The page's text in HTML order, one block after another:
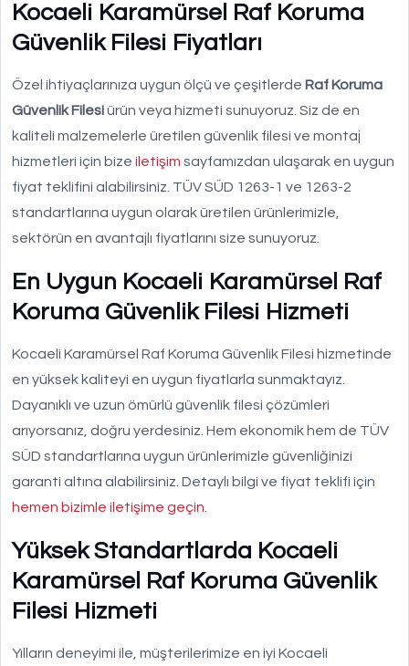
Kocaeli Karamürsel Raf Koruma
Güvenlik Filesi Fiyatları
Özel ihtiyaçlarınıza uygun ölçü ve çeşitlerde Raf Koruma
Güvenlik Filesiürün veya hizmeti sunuyoruz. Siz de en
kaliteli malzemelerle üretilen güvenlik filesi ve montaj
hizmetleri için bize iletişim sayfamızdan ulaşarak en uygun
fiyat teklifini alabilirsiniz. TÜV SÜD 1263-1 ve 1263-2
standartlarına uygun olarak üretilen ürünlerimizle,
sektörün en avantajlı fiyatlarını size sunuyoruz.
En Uygun Kocaeli Karamürsel Raf
Koruma Güvenlik Filesi Hizmeti
Kocaeli Karamürsel Raf Koruma Güvenlik Filesi hizmetinde
en yüksek kaliteyi en uygun fiyatlarla sunmaktayız.
Dayanıklı ve uzun ömürlü güvenlik filesi çözümleri
arıyorsanız, doğru yerdesiniz. Hem ekonomik hem de TÜV
SÜD standartlarına uygun ürünlerimizle güvenliğinizi
garanti altına alabilirsiniz. Detaylı bilgi ve fiyat teklifi için
hemen bizimle iletişime geçin
Yüksek Standartlarda Kocaeli
Karamürsel Raf Koruma Güvenlik
Filesi Hizmeti
Yılların deneyimi ile, müşterilerimize en iyi Kocaeli